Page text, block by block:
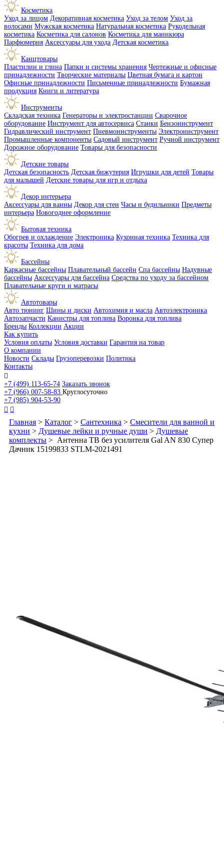
Косметика
Уход за лицом Декоративная косметика Уход за телом Уход за
волосами Мужская косметика Натуральная косметика Рукодельная
косметика Косметика для салонов Косметика для маникюра
Парфюмерия Аксессуары для ухода Детская косметика
Канцтовары
Пластилин и глина Папки и системы хранения Чертежные и офисные
принадлежности Творческие материалы Цветная бумага и картон
Офисные принадлежности Письменные принадлежности Бумажная
продукция Книги и литература
Инструменты
Складская техника Генераторы и электростанции Сварочное
оборудование Инструмент для автосервиса Станки Бензоинструмент
Гидравлический инструмент Пневмоинструменты Электроинструмент
Промышленные компоненты Садовый инструмент Ручной инструмент
Дорожное оборудование Товары для безопасности
Детские товары
Детская безопасность Детская бижутерия Игрушки для детей Товары
для малышей Детские товары для игр и отдыха
Декор интерьера
Аксессуары для ванны Декор для стен Часы и будильники Предметы
интерьера Новогоднее оформление
Бытовая техника
Обогрев и охлаждение Электроника Кухонная техника Техника для
красоты Техника для дома
Бассейны
Каркасные бассейны Плавательный бассейн Спа бассейны Надувные
бассейны Аксессуары для бассейна Средства по уходу за бассейном
Плавательные круги и матрасы
Автотовары
Авто тюнинг Шины и диски Автохимия и масла Автоэлектроника
Автозапчасти Канистры для топлива Воронка для топлива
Бренды Коллекции Акции
Как купить
Условия оплаты Условия доставки Гарантия на товар
О компании
Новости Склады Грузоперевозки Политика
Контакты

+7 (499) 113-65-74 Заказать звонок
+7 (966) 007-58-83 Круглосуточно
+7 (985) 904-53-90
 
Главная > Каталог > Сантехника > Смесители для ванной и
кухни > Душевые лейки и ручные души > Душевые
комплекты > Антенна ТВ без усилителя Gal AN 830 Супер
Дачник 15199833 STLM-2021491